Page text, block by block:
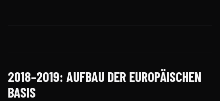
2018–2019: AUFBAU DER EUROPÄISCHEN
BASIS